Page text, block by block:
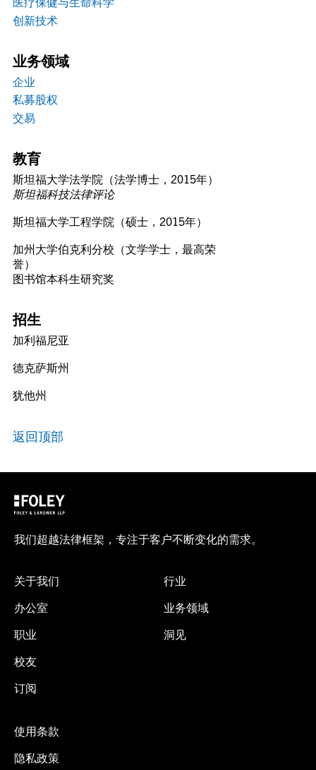
创新技术
业务领域
企业
私募股权
交易
教育
斯坦福大学法学院（法学博士，2015年）
斯坦福科技法律评论
斯坦福大学工程学院（硕士，2015年）
加州大学伯克利分校（文学学士，最高荣
誉）
图书馆本科生研究奖
招生
加利福尼亚
德克萨斯州
犹他州
返回顶部
我们超越法律框架，专注于客户不断变化的需求。
关于我们
办公室
职业
校友
订阅
行业
业务领域
洞见
使用条款
隐私政策